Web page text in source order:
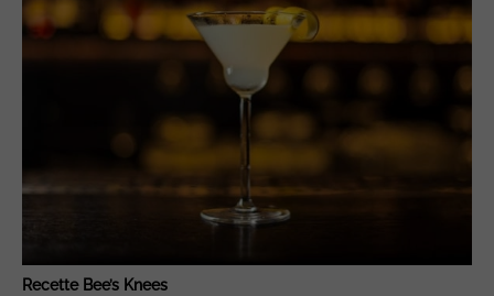
Recette Bee’s Knees